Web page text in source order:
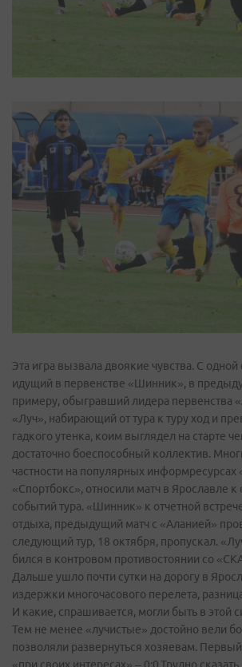
Эта игра вызвала двоякие чувства. С
идущий в первенстве «Шинник», в
примеру, обыгравший лидера первенства
«Луч», набирающий от тура к туру ход и
гадкого утенка, коим выглядел на старте
достаточно боеспособный коллектив.
частности на популярных
«Спортбокс», относили матч в Ярославле к
событий тура. «Шинник» к отчетной
отдыха, предыдущий матч с «Аланией»
следующий тур, 18 октября, пропускал.
бился в контровом противостоянии со
Дальше ушло почти сутки на дорогу в
издержки многочасового перелета,
И какие, спрашивается, могли быть в этой
Тем не менее «лучистые» достойно вели
позволяли развернуться хозяевам.
«при своих интересах» – 0:0.Трудно